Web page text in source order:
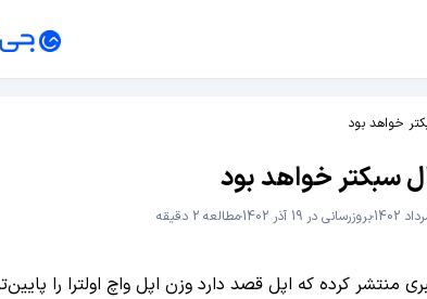
خواهد بود
سبکتر خواهد بود
بروزرسانی در 19 آذر 1402
مطالعه 2 دقیقه
منتشر کرده که اپل قصد دارد وزن اپل واچ اولترا را